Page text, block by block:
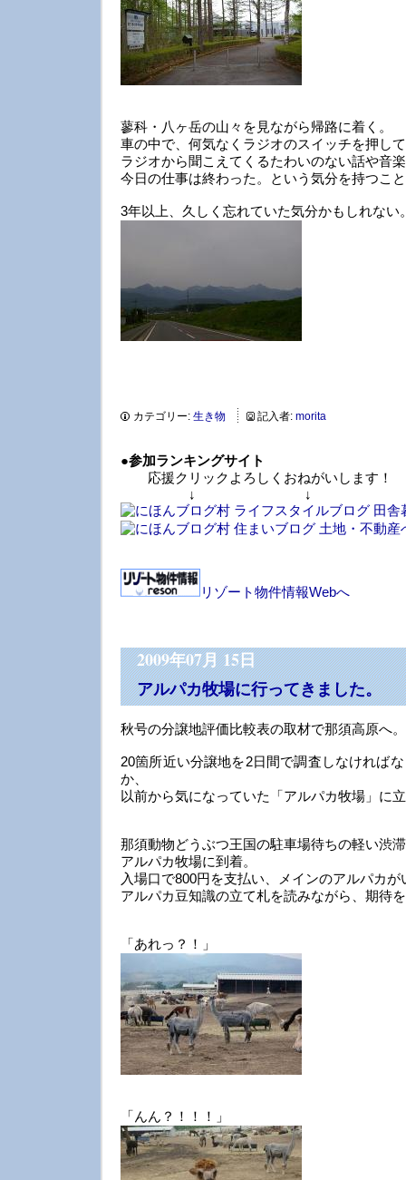
蓼科・八ヶ岳の山々を見ながら帰路に着く。
車の中で、何気なくラジオのスイッチを押し
ラジオから聞こえてくるたわいのない話や音
今日の仕事は終わった。という気分を持つこ
3年以上、久しく忘れていた気分かもしれない
カテゴリー: 生き物 記入者: morita
●参加ランキングサイト
応援クリックよろしくおねがいします！
↓ ↓
リゾート物件情報Webへ
2009年07月 15日
アルパカ牧場に行ってきました。
秋号の分譲地評価比較表の取材で那須高原へ。
20箇所近い分譲地を2日間で調査しなければ
か、
以前から気になっていた「アルパカ牧場」に
那須動物どうぶつ王国の駐車場待ちの軽い渋
アルパカ牧場に到着。
入場口で800円を支払い、メインのアルパカ
アルパカ豆知識の立て札を読みながら、期待
「あれっ？！」
「んん？！！！」